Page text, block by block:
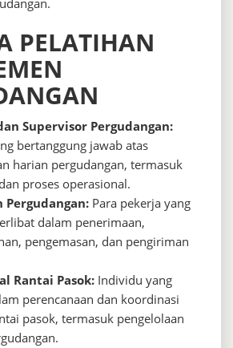
PELATIHAN
Supervisor Pergudangan:
bertanggung jawab atas
harian pergudangan, termasuk
proses operasional.
Pergudangan: Para pekerja yang
dalam penerimaan,
pengemasan, dan pengiriman
Rantai Pasok: Individu yang
perencanaan dan koordinasi
pasok, termasuk pengelolaan